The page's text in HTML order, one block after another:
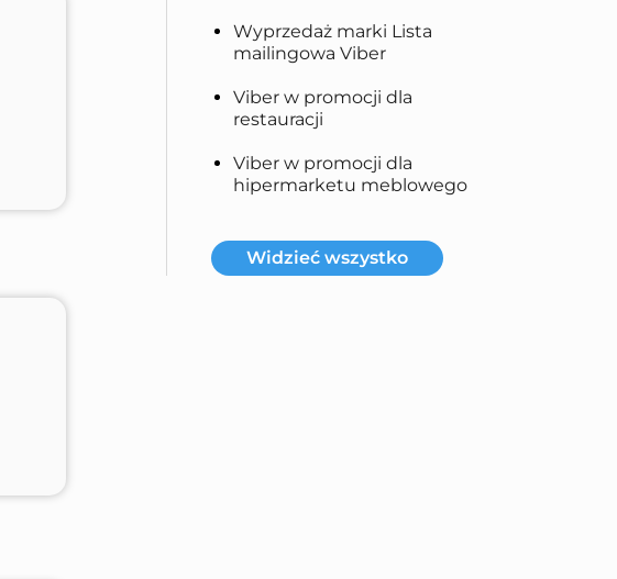
Wyprzedaż marki Lista
mailingowa Viber
Viber w promocji dla
restauracji
Viber w promocji dla
hipermarketu meblowego
Widzieć wszystko